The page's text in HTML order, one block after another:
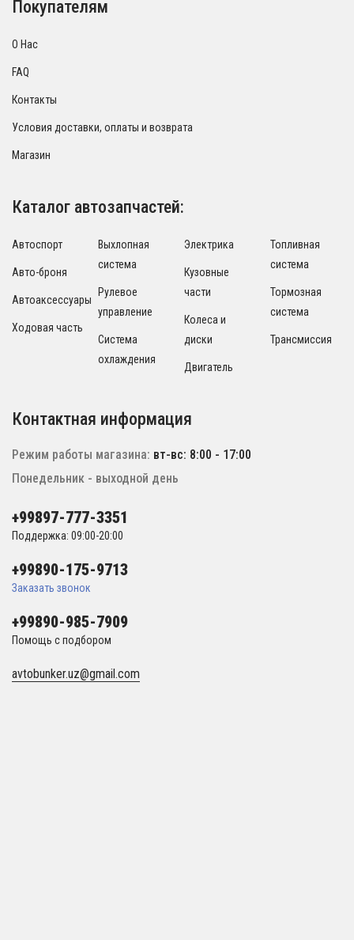
Покупателям
О Нас
FAQ
Контакты
Условия доставки, оплаты и возврата
Магазин
Каталог автозапчастей:
Автоспорт
Авто-броня
Автоаксессуары
Ходовая часть
Выхлопная
система
Рулевое
управление
Система
охлаждения
Электрика
Кузовные
части
Колеса и
диски
Двигатель
Топливная
система
Тормозная
система
Трансмиссия
Контактная информация
Режим работы магазина: вт-вс: 8:00 - 17:00
Понедельник - выходной день
+99897-777-3351
Поддержка: 09:00-20:00
+99890-175-9713
Заказать звонок
+99890-985-7909
Помощь с подбором
avtobunker.uz@gmail.com